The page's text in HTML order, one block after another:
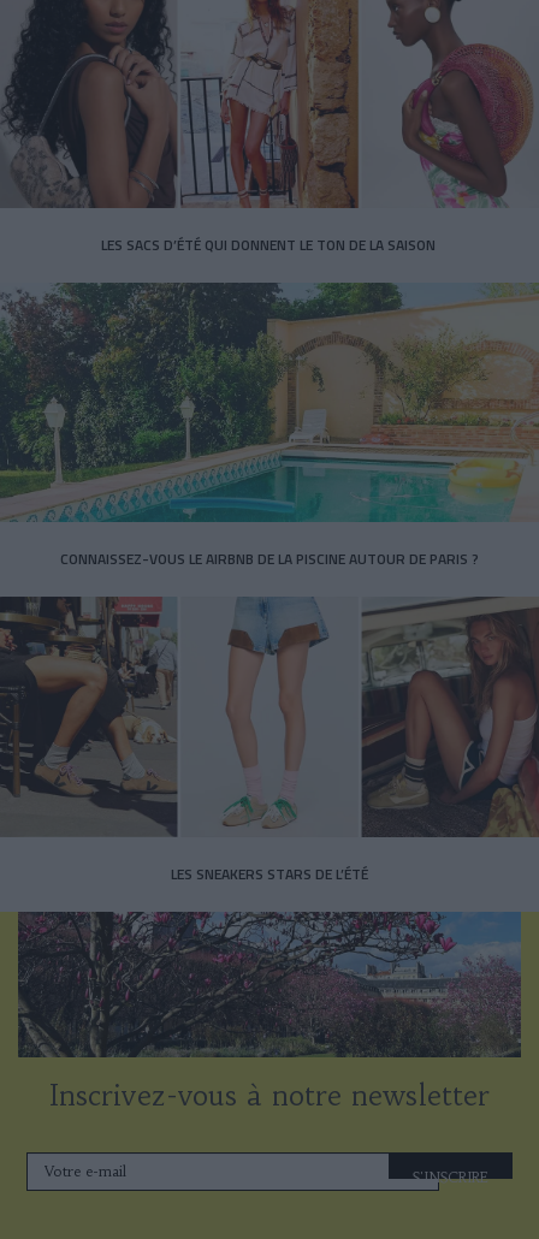
LES SACS D’ÉTÉ QUI DONNENT LE TON DE LA SAISON
CONNAISSEZ-VOUS LE AIRBNB DE LA PISCINE AUTOUR DE PARIS ?
LES SNEAKERS STARS DE L’ÉTÉ
Inscrivez-vous à notre newsletter
S'INSCRIRE